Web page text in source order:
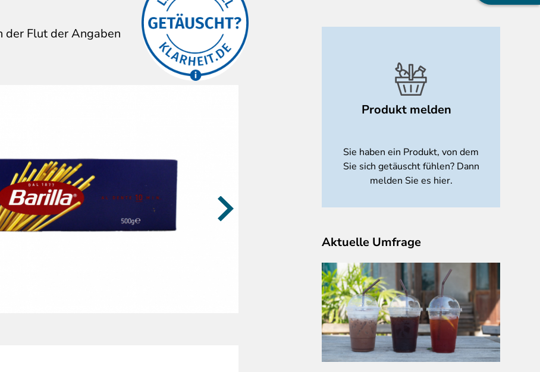
der Flut der Angaben
Über diese
Aussagen/Bilder ärgern
sich Verbraucher:innen.
Unterseite, Barilla Spaghetti N° 5
Produkt melden
Sie haben ein Produkt, von dem
Sie sich getäuscht fühlen? Dann
melden Sie es hier.
Aktuelle Umfrage